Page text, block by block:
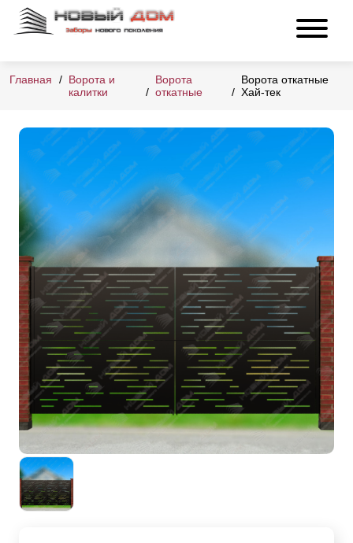
Главная
Ворота и
калитки
Ворота
откатные
Ворота откатные
Хай-тек